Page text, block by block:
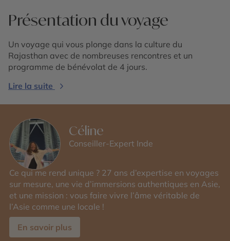
Présentation du voyage
Un voyage qui vous plonge dans la culture du
Rajasthan avec de nombreuses rencontres et un
programme de bénévolat de 4 jours.
Lire la suite
Céline
Conseiller-Expert Inde
Ce qui me rend unique ? 27 ans d’expertise en voyages
sur mesure, une vie d’immersions authentiques en Asie,
et une mission : vous faire vivre l’âme véritable de
l’Asie comme une locale !
En savoir plus